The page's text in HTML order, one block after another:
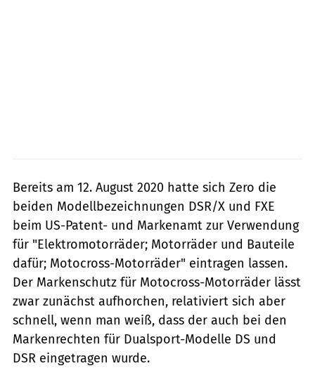
Bereits am 12. August 2020 hatte sich Zero die
beiden Modellbezeichnungen DSR/X und FXE
beim US-Patent- und Markenamt zur Verwendung
für "Elektromotorräder; Motorräder und Bauteile
dafür; Motocross-Motorräder" eintragen lassen.
Der Markenschutz für Motocross-Motorräder lässt
zwar zunächst aufhorchen, relativiert sich aber
schnell, wenn man weiß, dass der auch bei den
Markenrechten für Dualsport-Modelle DS und
DSR eingetragen wurde.